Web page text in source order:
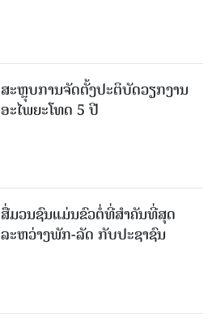
ສະຫຼຸບການຈັດຕັ້ງປະຕິບັດວຽກງານ
ອະໄພຍະໂທດ 5 ປີ
ສື່ມວນຊົນແມ່ນຂົວຕໍ່ທີ່ສໍາຄັນທີ່ສຸດ
ລະຫວ່າງພັກ-ລັດ ກັບປະຊາຊົນ